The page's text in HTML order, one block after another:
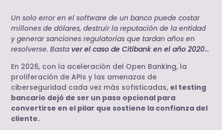
Un solo error en el software de un banco puede costar
millones de dólares, destruir la reputación de la entidad
y generar sanciones regulatorias que tardan años en
resolverse. Bastaver el caso de Citibank en el año 2020…
En 2026, con la aceleración del Open Banking, la
proliferación de APIs y las amenazas de
ciberseguridad cada vez más sofisticadas, el testing
bancario dejó de ser un paso opcional para
convertirse en el pilar que sostiene la confianza del
cliente.